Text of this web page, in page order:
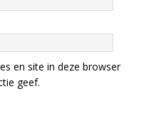
en site in deze browser
geef.